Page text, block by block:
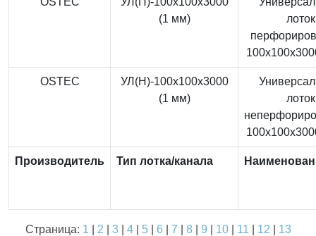
(1 мм)
лоток
OSTEC
УЛ(Н)-100x100x3000
(1 мм)
лоток
Производитель Тип лотка/канала
Страница: 1 2 3| 4| 5| 6 7 8| 9 10| 11 12 13